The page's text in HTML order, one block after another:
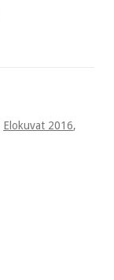
Elokuvat 2016,